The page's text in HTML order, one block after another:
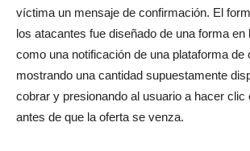
víctima un mensaje de confirmación. El
los atacantes fue diseñado de una forma en
como una notificación de una plataforma de
mostrando una cantidad supuestamente
cobrar y presionando al usuario a hacer clic
antes de que la oferta se venza.